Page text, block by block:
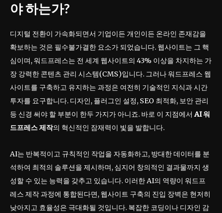
야 하는가?
디지털 전환이 가속화되면서 기업이든 개인이든 온라인 존재감을
확보하는 것은 필수불가결한 요소가 되었습니다. 웹사이트는 그 핵
심이며, 워드프레스는 전 세계 웹사이트의 43% 이상을 차지하는 가
장 강력한 콘텐츠 관리 시스템(CMS)입니다. 그러나 워드프레스 웹
사이트를 구축하고 유지하는 과정은 여전히 기술적인 지식과 시간
투자를 요구합니다. 디자인, 플러그인 설정, SEO 최적화, 보안 관리
등 신경 써야 할 부분이 한두 가지가 아니죠. 바로 이 지점에서 AI 워
드프레스 제작의 혁신적인 잠재력이 빛을 발합니다.
AI는 반복적이고 규칙적인 작업을 자동화하고, 방대한 데이터를 분
석하여 최적의 솔루션을 제시하며, 심지어 창의적인 결과물까지 생
성할 수 있는 능력을 갖추고 있습니다. 이러한 AI의 역량이 워드프
레스 제작 과정에 통합된다면, 웹사이트 구축의 진입 장벽은 현저히
낮아지고 효율성은 극대화될 것입니다. 복잡한 코딩이나 디자인 감